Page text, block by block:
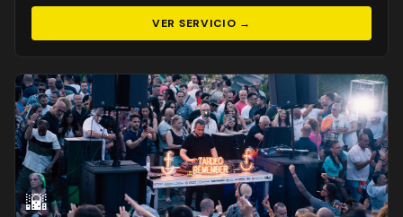
VER SERVICIO →
🌇